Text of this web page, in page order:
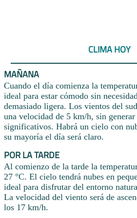
CLIMA HOY
MAÑANA
Cuando el día comienza la
ideal para estar cómodo sin
demasiado ligera. Los vientos del
una velocidad de 5 km/h, sin
significativos. Habrá un cielo con
su mayoría el día será claro.
POR LA TARDE
Al comienzo de la tarde la
27 °C. El cielo tendrá nubes en
ideal para disfrutar del entorno
La velocidad del viento será de
los 17 km/h.